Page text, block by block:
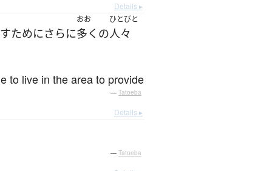
Details ▸
ためにさらに
おお
多く の
ひとびと
人々
to live in the area to provide
— Tatoeba
Details ▸
— Tatoeba